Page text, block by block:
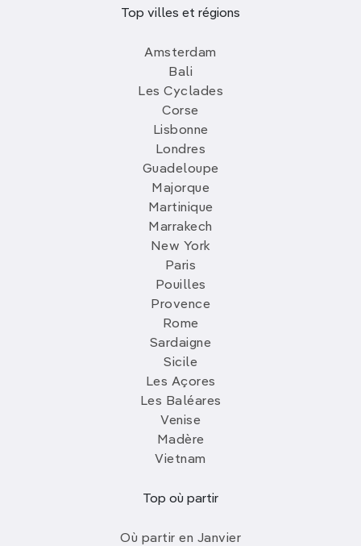
Top villes et régions
Amsterdam
Bali
Les Cyclades
Corse
Lisbonne
Londres
Guadeloupe
Majorque
Martinique
Marrakech
New York
Paris
Pouilles
Provence
Rome
Sardaigne
Sicile
Les Açores
Les Baléares
Venise
Madère
Vietnam
Top où partir
Où partir en Janvier